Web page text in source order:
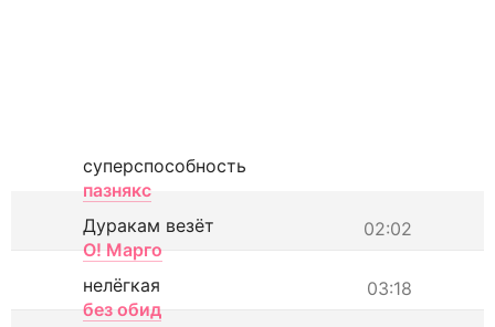
суперспособность
пазнякс
02:02
Дуракам везёт
О! Марго
03:18
нелёгкая
без обид